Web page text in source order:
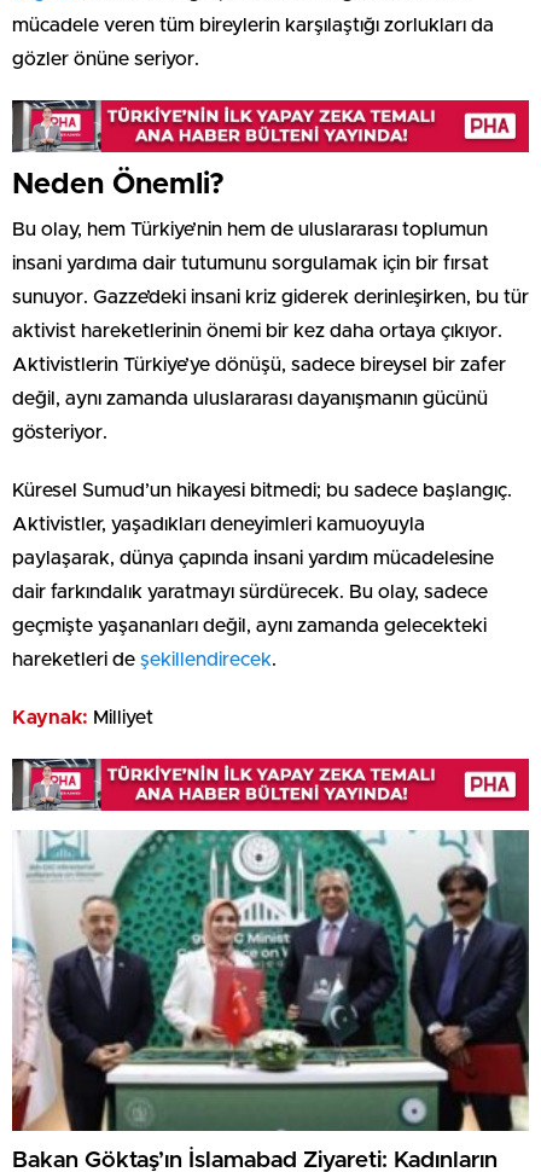
mücadele veren tüm bireylerin karşılaştığı zorlukları da
gözler önüne seriyor.
Neden Önemli?
Bu olay, hem Türkiye’nin hem de uluslararası toplumun
insani yardıma dair tutumunu sorgulamak için bir fırsat
sunuyor. Gazze’deki insani kriz giderek derinleşirken, bu tür
aktivist hareketlerinin önemi bir kez daha ortaya çıkıyor.
Aktivistlerin Türkiye’ye dönüşü, sadece bireysel bir zafer
değil, aynı zamanda uluslararası dayanışmanın gücünü
gösteriyor.
Küresel Sumud’un hikayesi bitmedi; bu sadece başlangıç.
Aktivistler, yaşadıkları deneyimleri kamuoyuyla
paylaşarak, dünya çapında insani yardım mücadelesine
dair farkındalık yaratmayı sürdürecek. Bu olay, sadece
geçmişte yaşananları değil, aynı zamanda gelecekteki
hareketleri de şekillendirecek.
Kaynak: Milliyet
Bakan Göktaş’ın İslamabad Ziyareti: Kadınların